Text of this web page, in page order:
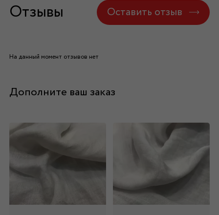
Отзывы Оставить отзыв
На данный момент отзывов нет
Дополните ваш заказ